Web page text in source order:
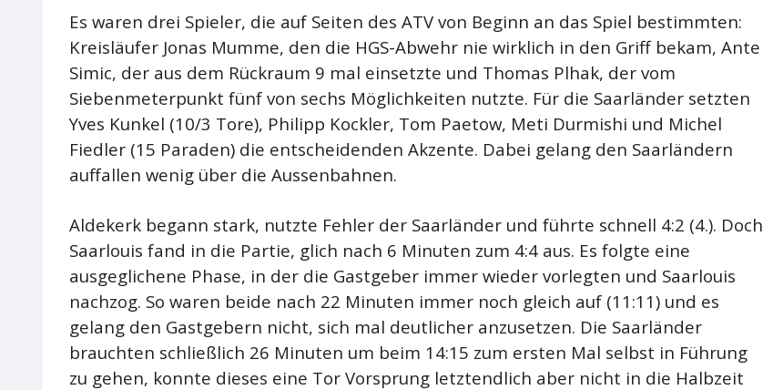
Es waren drei Spieler, die auf Seiten des ATV von Beginn an das Spiel bestimmten:
Kreisläufer Jonas Mumme, den die HGS-Abwehr nie wirklich in den Griff bekam, Ante
Simic, der aus dem Rückraum 9 mal einsetzte und Thomas Plhak, der vom
Siebenmeterpunkt fünf von sechs Möglichkeiten nutzte. Für die Saarländer setzten
Yves Kunkel (10/3 Tore), Philipp Kockler, Tom Paetow, Meti Durmishi und Michel
Fiedler (15 Paraden) die entscheidenden Akzente. Dabei gelang den Saarländern
auffallen wenig über die Aussenbahnen.
Aldekerk begann stark, nutzte Fehler der Saarländer und führte schnell 4:2 (4.). Doch
Saarlouis fand in die Partie, glich nach 6 Minuten zum 4:4 aus. Es folgte eine
ausgeglichene Phase, in der die Gastgeber immer wieder vorlegten und Saarlouis
nachzog. So waren beide nach 22 Minuten immer noch gleich auf (11:11) und es
gelang den Gastgebern nicht, sich mal deutlicher anzusetzen. Die Saarländer
brauchten schließlich 26 Minuten um beim 14:15 zum ersten Mal selbst in Führung
zu gehen, konnte dieses eine Tor Vorsprung letztendlich aber nicht in die Halbzeit